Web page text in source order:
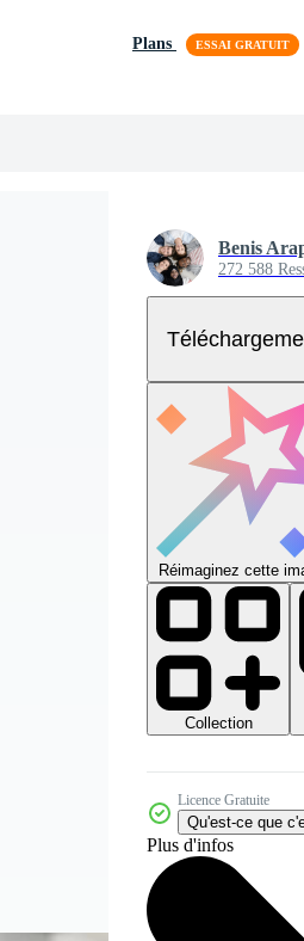
Plans
Benis
272 588
Réimaginez cette
Collection
Licence Gratuite
Qu'est-ce que
Plus d'infos